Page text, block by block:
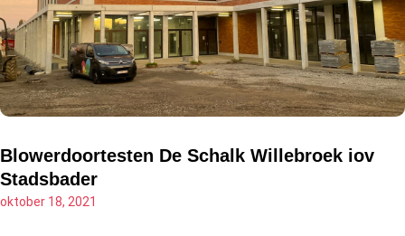
Blowerdoortesten De Schalk Willebroek iov
Stadsbader
oktober 18, 2021